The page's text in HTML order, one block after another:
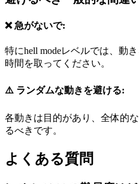
❌ 急がないで:
特にhell modeレベルでは、動
時間を取ってください。
⚠️ ランダムな動きを避ける:
各動きは目的があり、全体的
るべきです。
よくある質問